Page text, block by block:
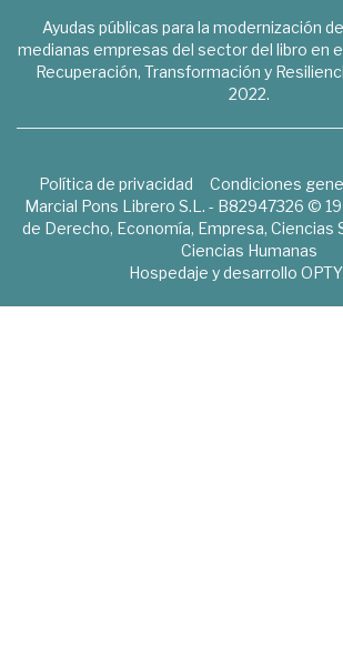
Ayudas públicas para la modernización
medianas empresas del sector del libro en
Recuperación, Transformación y
2022.
Política de privacidad Condiciones
Marcial Pons Librero S.L. - B82947326 ©
de Derecho, Economía, Empresa, Ciencias
Ciencias Humanas
Hospedaje y desarrollo